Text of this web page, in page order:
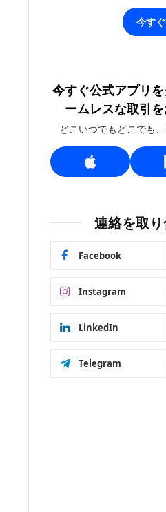
今す
今すぐ公式アプリ
ームレスな取引
どこいつでもどこでも
連絡を取
Facebook
Instagram
LinkedIn
Telegram